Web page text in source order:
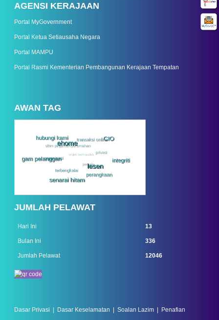
AGENSI KERAJAAN
Portal MyGovernment
Portal Ketua Setiausaha Negara
Portal MAMPU
Portal Rasmi Kementerian Pembangunan Kerajaan Tempatan
AWAN TAG
JUMLAH PELAWAT
Hari Ini 13
Bulan Ini 336
Jumlah Pelawat 12046
Dasar Privasi | Dasar Keselamatan | Soalan Lazim | Penafian